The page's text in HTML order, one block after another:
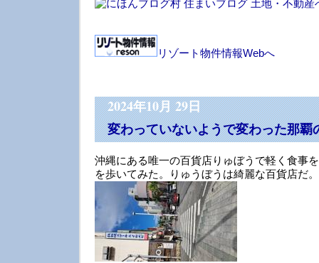
リゾート物件情報Webへ
2024年10月 29日
変わっていないようで変わった那覇
沖縄にある唯一の百貨店りゅぼうで軽く食事
を歩いてみた。りゅうぼうは綺麗な百貨店だ。